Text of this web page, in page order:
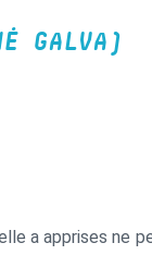
GALVA)
a apprises ne